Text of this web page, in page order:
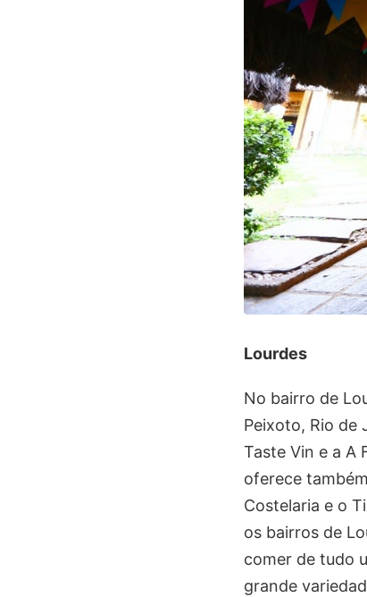
Lourdes
No bairro de
Peixoto, Rio de
Taste Vin e a A
oferece
Costelaria e o
os bairros de
comer de tudo
grande